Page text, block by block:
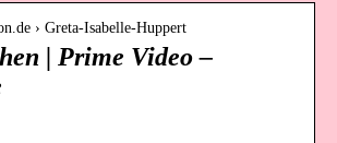
› Greta-Isabelle-Huppert
| Prime Video –